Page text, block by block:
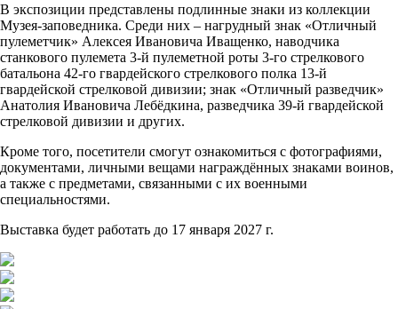
В экспозиции представлены подлинные знаки из коллекции
Музея-заповедника. Среди них – нагрудный знак «Отличный
пулеметчик» Алексея Ивановича Иващенко, наводчика
станкового пулемета 3-й пулеметной роты 3-го стрелкового
батальона 42-го гвардейского стрелкового полка 13-й
гвардейской стрелковой дивизии; знак «Отличный разведчик»
Анатолия Ивановича Лебёдкина, разведчика 39-й гвардейской
стрелковой дивизии и других.
Кроме того, посетители смогут ознакомиться с фотографиями,
документами, личными вещами награждённых знаками воинов,
а также с предметами, связанными с их военными
специальностями.
Выставка будет работать до 17 января 2027 г.